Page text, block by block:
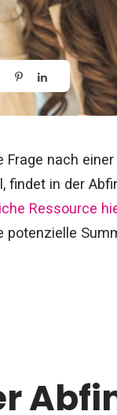
nach
in der
Ressource
potenzielle